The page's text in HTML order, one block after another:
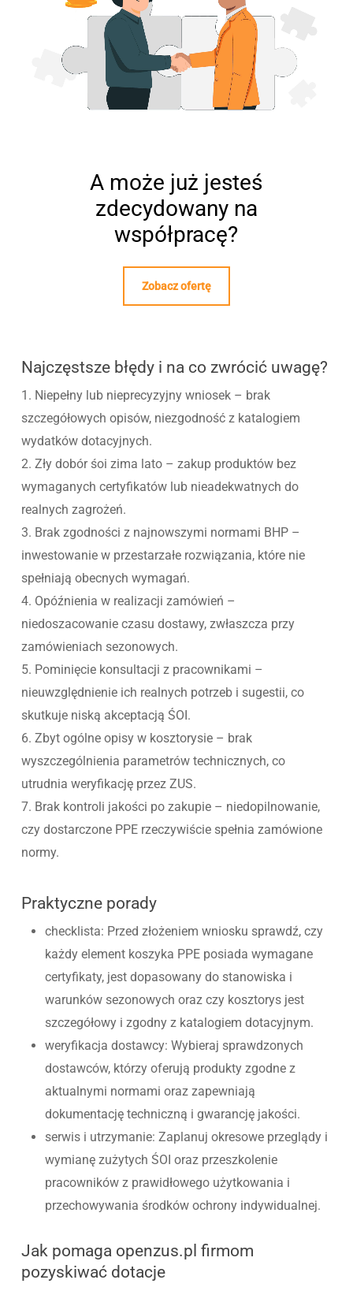
A może już jesteś
zdecydowany na
współpracę?
Zobacz ofertę
Najczęstsze błędy i na co zwrócić uwagę?
1. Niepełny lub nieprecyzyjny wniosek – brak
szczegółowych opisów, niezgodność z katalogiem
wydatków dotacyjnych.
2. Zły dobór śoi zima lato – zakup produktów bez
wymaganych certyfikatów lub nieadekwatnych do
realnych zagrożeń.
3. Brak zgodności z najnowszymi normami BHP –
inwestowanie w przestarzałe rozwiązania, które nie
spełniają obecnych wymagań.
4. Opóźnienia w realizacji zamówień –
niedoszacowanie czasu dostawy, zwłaszcza przy
zamówieniach sezonowych.
5. Pominięcie konsultacji z pracownikami –
nieuwzględnienie ich realnych potrzeb i sugestii, co
skutkuje niską akceptacją ŚOI.
6. Zbyt ogólne opisy w kosztorysie – brak
wyszczególnienia parametrów technicznych, co
utrudnia weryfikację przez ZUS.
7. Brak kontroli jakości po zakupie – niedopilnowanie,
czy dostarczone PPE rzeczywiście spełnia zamówione
normy.
Praktyczne porady
checklista: Przed złożeniem wniosku sprawdź, czy
każdy element koszyka PPE posiada wymagane
certyfikaty, jest dopasowany do stanowiska i
warunków sezonowych oraz czy kosztorys jest
szczegółowy i zgodny z katalogiem dotacyjnym.
weryfikacja dostawcy: Wybieraj sprawdzonych
dostawców, którzy oferują produkty zgodne z
aktualnymi normami oraz zapewniają
dokumentację techniczną i gwarancję jakości.
serwis i utrzymanie: Zaplanuj okresowe przeglądy i
wymianę zużytych ŚOI oraz przeszkolenie
pracowników z prawidłowego użytkowania i
przechowywania środków ochrony indywidualnej.
Jak pomaga openzus.pl firmom
pozyskiwać dotacje